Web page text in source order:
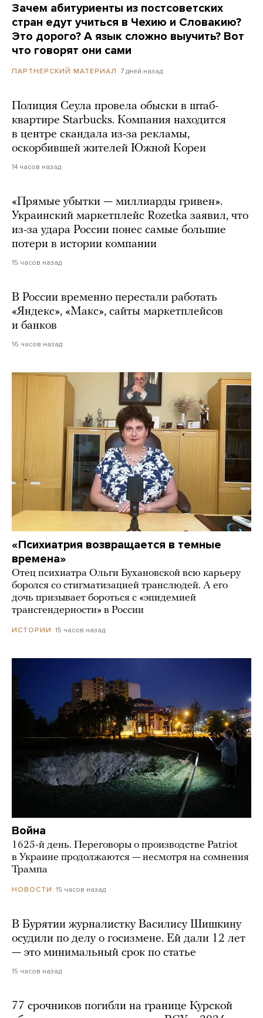
Зачем абитуриенты из постсоветских
стран едут учиться в Чехию и Словакию?
Это дорого? А язык сложно выучить? Вот
что говорят они сами
ПАРТНЕРСКИЙ МАТЕРИАЛ 7 дней назад
Полиция Сеула провела обыски в штаб-
квартире Starbucks. Компания находится
в центре скандала из-за рекламы,
оскорбившей жителей Южной Кореи
14 часов назад
«Прямые убытки — миллиарды гривен».
Украинский маркетплейс Rozetka заявил, что
из-за удара России понес самые большие
потери в истории компании
15 часов назад
В России временно перестали работать
«Яндекс», «Макс», сайты маркетплейсов
и банков
16 часов назад
«Психиатрия возвращается в темные
времена»
Отец психиатра Ольги Бухановской всю карьеру
боролся со стигматизацией транслюдей. А его
дочь призывает бороться с «эпидемией
трансгендерности» в России
ИСТОРИИ 15 часов назад
Война
1625-й день. Переговоры о производстве Patriot
в Украине продолжаются — несмотря на сомнения
Трампа
НОВОСТИ 15 часов назад
В Бурятии журналистку Василису Шишкину
осудили по делу о госизмене. Ей дали 12 лет
— это минимальный срок по статье
15 часов назад
77 срочников погибли на границе Курской